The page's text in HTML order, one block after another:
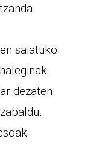
saiatuko
dezaten